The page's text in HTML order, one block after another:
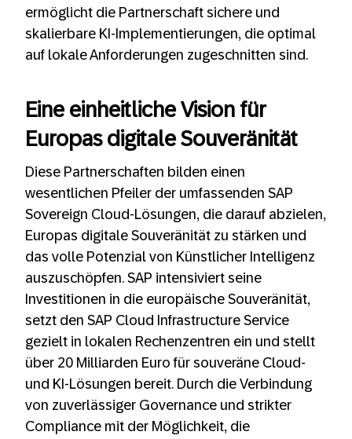
ermöglicht die Partnerschaft sichere und
skalierbare KI-Implementierungen, die optimal
auf lokale Anforderungen zugeschnitten sind.
Eine einheitliche Vision für
Europas digitale Souveränität
Diese Partnerschaften bilden einen
wesentlichen Pfeiler der umfassenden SAP
Sovereign Cloud-Lösungen, die darauf abzielen,
Europas digitale Souveränität zu stärken und
das volle Potenzial von Künstlicher Intelligenz
auszuschöpfen. SAP intensiviert seine
Investitionen in die europäische Souveränität,
setzt den SAP Cloud Infrastructure Service
gezielt in lokalen Rechenzentren ein und stellt
über 20 Milliarden Euro für souveräne Cloud-
und KI-Lösungen bereit. Durch die Verbindung
von zuverlässiger Governance und strikter
Compliance mit der Möglichkeit, die